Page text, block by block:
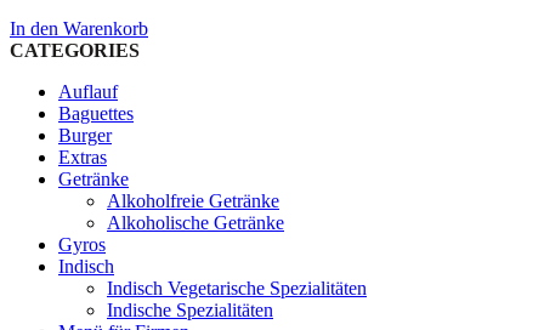
In den Warenkorb
CATEGORIES
Auflauf
Baguettes
Burger
Extras
Getränke
Alkoholfreie Getränke
Alkoholische Getränke
Gyros
Indisch
Indisch Vegetarische Spezialitäten
Indische Spezialitäten